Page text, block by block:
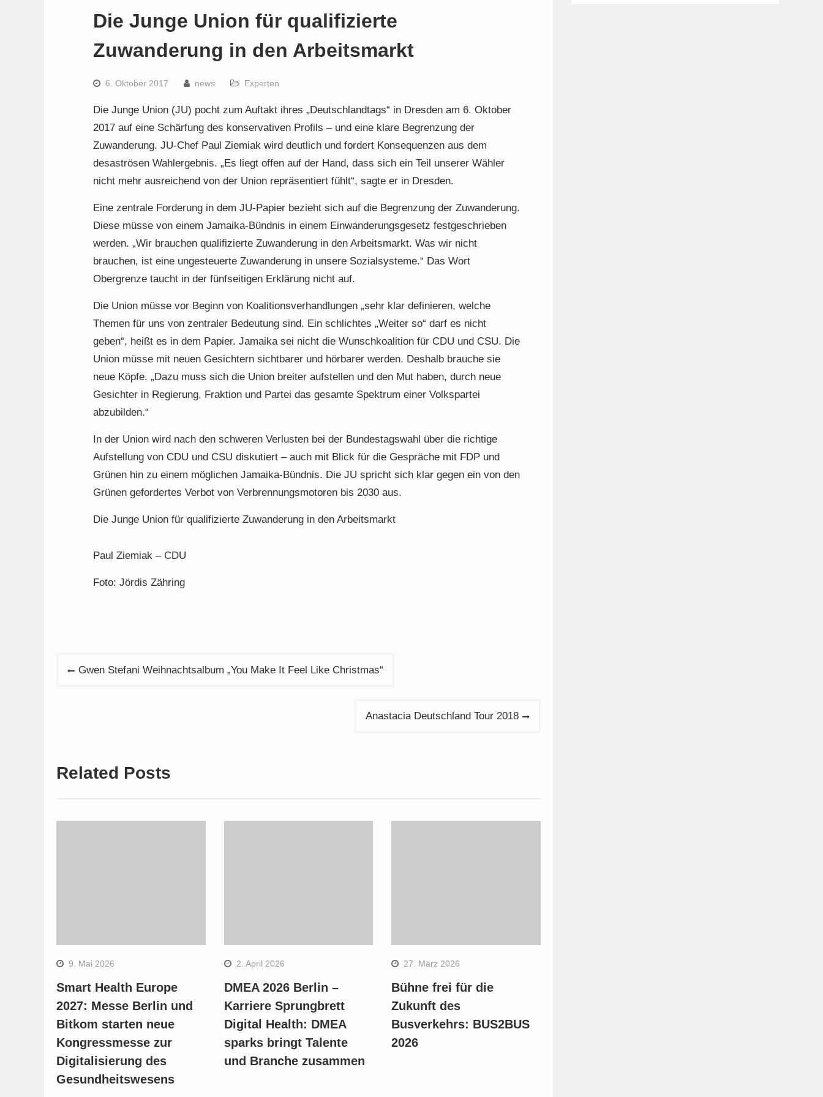
Die Junge Union für qualifizierte
Zuwanderung in den Arbeitsmarkt
6. Oktober 2017 news Experten
Die Junge Union (JU) pocht zum Auftakt ihres „Deutschlandtags“ in Dresden am 6. Oktober
2017 auf eine Schärfung des konservativen Profils – und eine klare Begrenzung der
Zuwanderung. JU-Chef Paul Ziemiak wird deutlich und fordert Konsequenzen aus dem
desaströsen Wahlergebnis. „Es liegt offen auf der Hand, dass sich ein Teil unserer Wähler
nicht mehr ausreichend von der Union repräsentiert fühlt“, sagte er in Dresden.
Eine zentrale Forderung in dem JU-Papier bezieht sich auf die Begrenzung der Zuwanderung.
Diese müsse von einem Jamaika-Bündnis in einem Einwanderungsgesetz festgeschrieben
werden. „Wir brauchen qualifizierte Zuwanderung in den Arbeitsmarkt. Was wir nicht
brauchen, ist eine ungesteuerte Zuwanderung in unsere Sozialsysteme.“ Das Wort
Obergrenze taucht in der fünfseitigen Erklärung nicht auf.
Die Union müsse vor Beginn von Koalitionsverhandlungen „sehr klar definieren, welche
Themen für uns von zentraler Bedeutung sind. Ein schlichtes „Weiter so“ darf es nicht
geben“, heißt es in dem Papier. Jamaika sei nicht die Wunschkoalition für CDU und CSU. Die
Union müsse mit neuen Gesichtern sichtbarer und hörbarer werden. Deshalb brauche sie
neue Köpfe. „Dazu muss sich die Union breiter aufstellen und den Mut haben, durch neue
Gesichter in Regierung, Fraktion und Partei das gesamte Spektrum einer Volkspartei
abzubilden.“
In der Union wird nach den schweren Verlusten bei der Bundestagswahl über die richtige
Aufstellung von CDU und CSU diskutiert – auch mit Blick für die Gespräche mit FDP und
Grünen hin zu einem möglichen Jamaika-Bündnis. Die JU spricht sich klar gegen ein von den
Grünen gefordertes Verbot von Verbrennungsmotoren bis 2030 aus.
Die Junge Union für qualifizierte Zuwanderung in den Arbeitsmarkt
Paul Ziemiak – CDU
Foto: Jördis Zähring
Beitragsnavigation
Gwen Stefani Weihnachtsalbum „You Make It Feel Like Christmas“
Anastacia Deutschland Tour 2018
Related Posts
9. Mai 2026
Smart Health Europe
2027: Messe Berlin und
Bitkom starten neue
Kongressmesse zur
Digitalisierung des
Gesundheitswesens
2. April 2026
DMEA 2026 Berlin –
Karriere Sprungbrett
Digital Health: DMEA
sparks bringt Talente
und Branche zusammen
27. März 2026
Bühne frei für die
Zukunft des
Busverkehrs: BUS2BUS
2026